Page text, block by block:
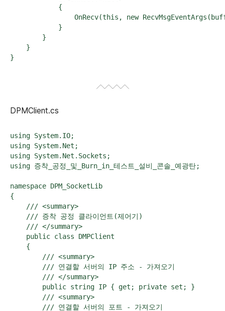
            {
OnRecv(this, new
            }
        }
    }
DPMClient.cs
using System.IO;
using System.Net;
using System.Net.Sockets;
using 증착_공정_및_Burn_in_테스트_설비_콘솔_예광탄;
namespace DPM_SocketLib
{
    /// <summary>
    /// 증착 공정 클라이언트(제어기)
    /// </summary>
    public class DMPClient
    {
        /// <summary>
        /// 연결할 서버의 IP 주소 - 가져오기
        /// </summary>
        public string IP { get; private set; }
        /// <summary>
        /// 연결할 서버의 포트 - 가져오기